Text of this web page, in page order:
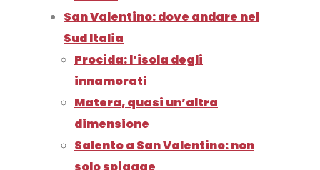
San Valentino: dove andare nel
Sud Italia
Procida: l’isola degli
innamorati
Matera, quasi un’altra
dimensione
Salento a San Valentino: non